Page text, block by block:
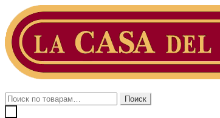
Перейти
навигации
Перейти
содержимому
Искать:
Поиск